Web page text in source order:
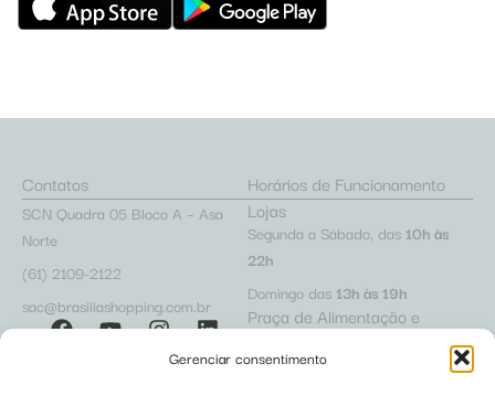
Gerenciar consentimento
Contatos
SCN Quadra 05 Bloco A – Asa
Norte
(61) 2109-2122
sac@brasiliashopping.com.br
Horários de Funcionamento
Lojas
Segunda a Sábado, das 10h às
22h
Domingo das 13h às 19h
Praça de Alimentação e
Cafeterias
Segunda a Sábado, das